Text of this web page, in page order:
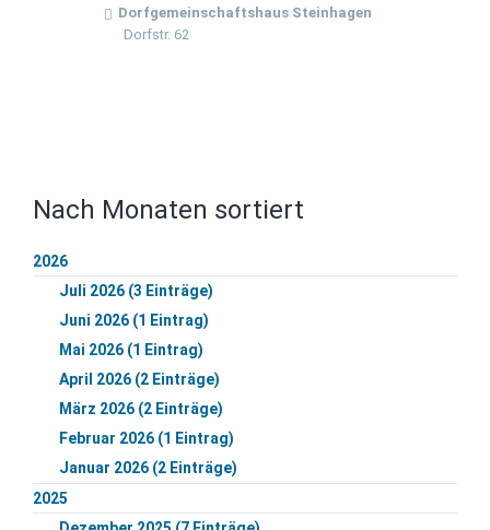
Dorfgemeinschaftshaus Steinhagen
Dorfstr. 62
Nach Monaten sortiert
2026
Juli 2026 (3 Einträge)
Juni 2026 (1 Eintrag)
Mai 2026 (1 Eintrag)
April 2026 (2 Einträge)
März 2026 (2 Einträge)
Februar 2026 (1 Eintrag)
Januar 2026 (2 Einträge)
2025